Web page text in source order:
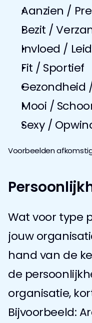
Aanzien /
Bezit /
Invloed /
Fit / Sportief
Gezondheid
Mooi /
Sexy /
Voorbeelden
Wat voor type
jouw
hand van de
de
organisatie,
Bijvoorbeeld: